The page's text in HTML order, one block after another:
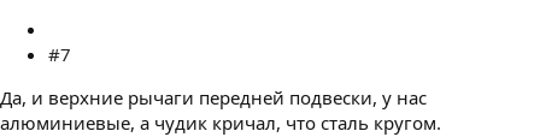
#7
Да, и верхние рычаги передней подвески, у нас
алюминиевые, а чудик кричал, что сталь кругом.